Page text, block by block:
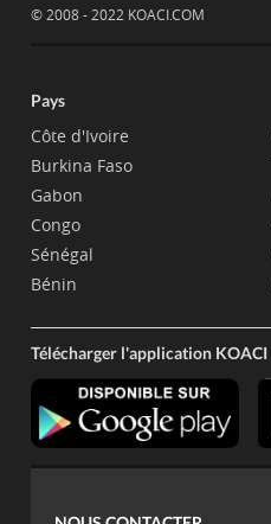
© 2008 - 2022 KOACI.COM
Pays
Côte d'Ivoire
Burkina Faso
Gabon
Congo
Sénégal
Bénin
Télécharger l'application KOACI